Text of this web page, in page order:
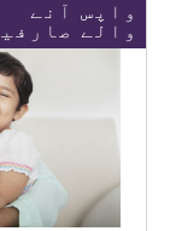
واپس آنے
والے